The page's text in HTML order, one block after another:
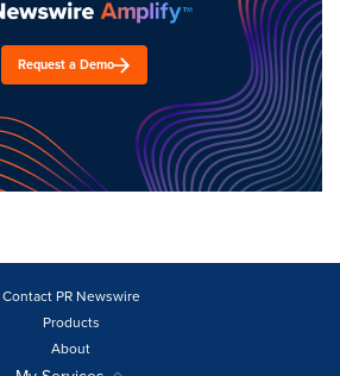
Request a Demo
Contact PR Newswire
Products
About